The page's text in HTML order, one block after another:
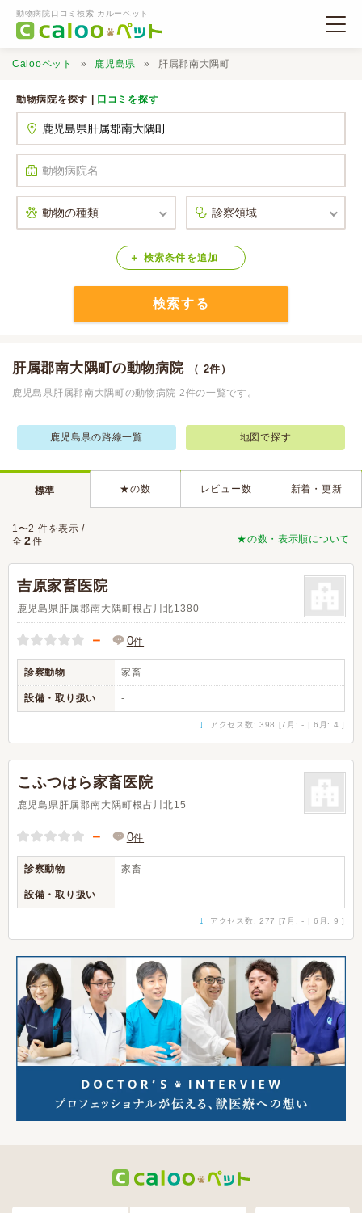
動物病院口コミ検索 カルーペット
口コミ検索
Calooペットとは？
Calooペット 鹿児島県 肝属郡南大隅町
動物病院を探す | 口コミを探す
検索条件 を追加
検索する
肝属郡南大隅町の動物病院 （ 2件）
鹿児島県肝属郡南大隅町の動物病院 2件の一覧です。
鹿児島県の路線一覧 地図で探す
標準 ★の数 レビュー数 新着・更新
★の数・表示順について
1〜2 件を表示 /
全 2件
吉原家畜医院
鹿児島県肝属郡南大隅町根占川北1380
－ 0件
診察動物 家畜
設備・取り扱い -
↓ アクセス数: 398 [7月: - | 6月: 4 ]
こふつはら家畜医院
鹿児島県肝属郡南大隅町根占川北15
－ 0件
診察動物 家畜
設備・取り扱い -
↓ アクセス数: 277 [7月: - | 6月: 9 ]